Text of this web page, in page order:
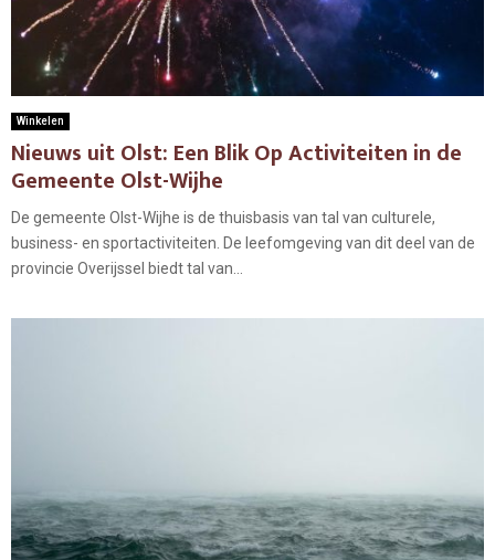
Winkelen
Nieuws uit Olst: Een Blik Op Activiteiten in de
Gemeente Olst-Wijhe
De gemeente Olst-Wijhe is de thuisbasis van tal van culturele,
business- en sportactiviteiten. De leefomgeving van dit deel van de
provincie Overijssel biedt tal van...